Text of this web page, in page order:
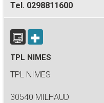
Tel. 0298811600
TPL NIMES
TPL NIMES
30540 MILHAUD